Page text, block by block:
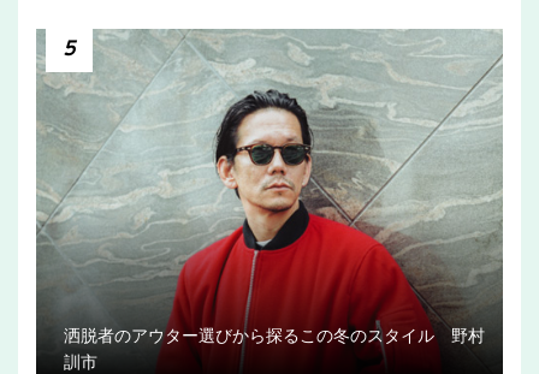
5
洒脱者のアウター選びから探るこの冬のスタイル 野村
訓市